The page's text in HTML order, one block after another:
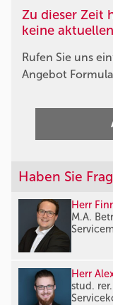
Zu dieser Zeit
keine
Rufen Sie uns
Angebot
Haben Sie
Herr
M.A.
Herr
stud.